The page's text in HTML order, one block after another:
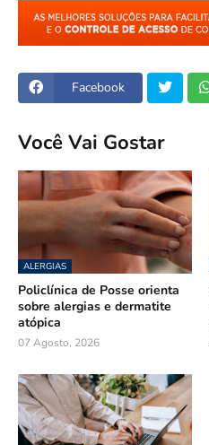
Facebook
Você Vai Gostar
ALERGIAS
Policlínica de Posse orienta
sobre alergias e dermatite
atópica
07 Agosto, 2026